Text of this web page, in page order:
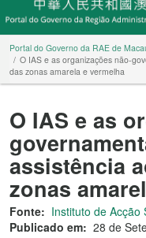
Portal do Governo da RAE de
O IAS e as organizações não-
das zonas amarela e vermelha
O IAS e as
assistência
zonas
Fonte: Instituto de Acção
Publicado em: 28 de